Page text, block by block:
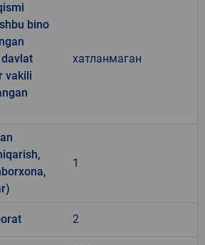
bino
vakili
хатланмаган
1
2